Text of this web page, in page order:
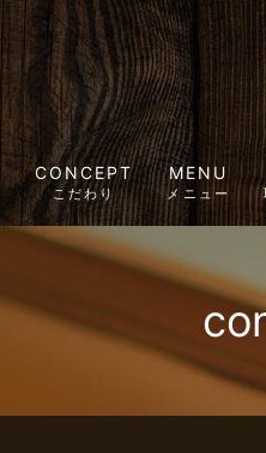
CONCEPT
こだわり
MENU
メニュー